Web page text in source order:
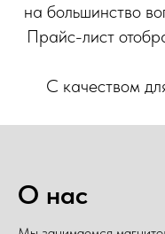
на большинство
Прайс-лист
С качеством
О нас